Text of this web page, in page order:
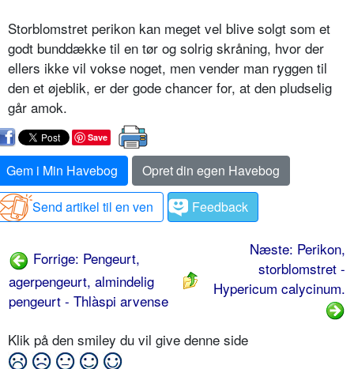
Storblomstret perikon kan meget vel blive solgt som et
godt bunddække til en tør og solrig skråning, hvor der
ellers ikke vil vokse noget, men vender man ryggen til
den et øjeblik, er der gode chancer for, at den pludselig
går amok.
Save
Gem i Min Havebog
Opret din egen Havebog
Send artikel til en ven
Feedback
Forrige: Pengeurt,
agerpengeurt, almindelig
pengeurt - Thlàspi arvense
Næste: Perikon,
storblomstret -
Hypericum calycinum.
Klik på den smiley du vil give denne side